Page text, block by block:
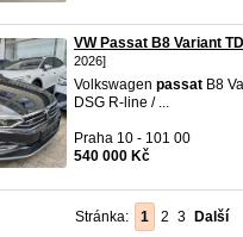
VW Passat B8 Variant
2026]
Volkswagen passat B8
DSG R-line / ...
Praha 10 - 101 00
540 000 Kč
Stránka: 1 2 3 Další